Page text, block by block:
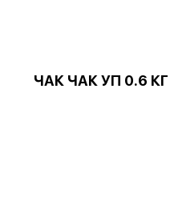
ЧАК ЧАК УП 0.6 КГ